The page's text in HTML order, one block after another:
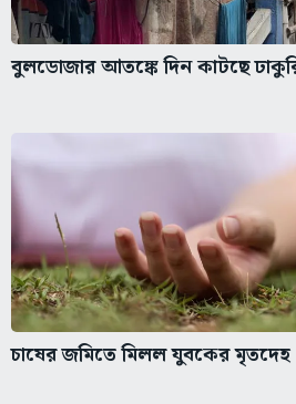
বুলডোজার আতঙ্কে দিন কাটছে
চাষের জমিতে মিলল যুবকের মৃতদেহ